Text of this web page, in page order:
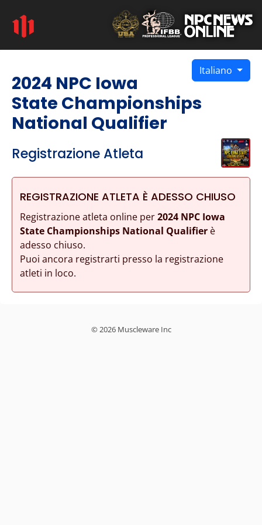
Italiano
2024 NPC Iowa
State Championships
National Qualifier
Registrazione Atleta
REGISTRAZIONE ATLETA È ADESSO CHIUSO
Registrazione atleta online per2024 NPC Iowa
State Championships National Qualifierè
adesso chiuso.
Puoi ancora registrarti presso la registrazione
atleti in loco.
© 2026 Muscleware Inc